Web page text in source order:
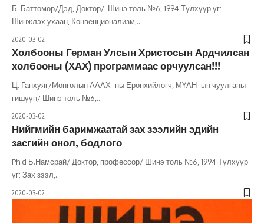
Б. Баттөмөр/Дэд, Доктор/ Шинэ толь №6, 1994 Түлхүүр үг:
Шинжлэх ухаан, Конвенционализм, …
2020-03-02
Холбооны Герман Улсын Христосын Ардчилсан
холбооны (ХАХ) программаас орчуулсан!!!
Ц. Ганхуяг/Монголын АААХ- ны Ерөнхийлөгч, МҮАН- ын чуулганы
гишүүн/ Шинэ толь №6, …
2020-03-02
Нийгмийн баримжаатай зах зээлийн эдийн
засгийн онол, бодлого
Ph.d Б.Намсрай/ Доктор, профессор/ Шинэ толь №6, 1994 Түлхүүр
үг: Зах зээл, …
2020-03-02